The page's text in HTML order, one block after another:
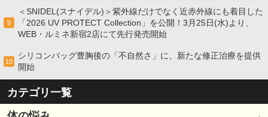
9
＜SNIDEL(スナイデル)＞紫外線だけでなく近赤外線にも着目した
「2026 UV PROTECT Collection」を公開！3月25日(水)より、
WEB・ルミネ新宿2店にて先行発売開始
10
シリコンバッグ豊胸後の「不自然さ」に、新たな修正治療を提供
開始
カテゴリ一覧